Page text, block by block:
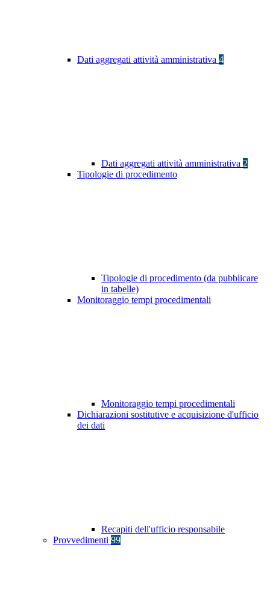
Dati aggregati attività amministrativa 4
Dati aggregati attività amministrativa 2
Tipologie di procedimento
Tipologie di procedimento (da pubblicare
in tabelle)
Monitoraggio tempi procedimentali
Monitoraggio tempi procedimentali
Dichiarazioni sostitutive e acquisizione d'ufficio
dei dati
Recapiti dell'ufficio responsabile
Provvedimenti 99